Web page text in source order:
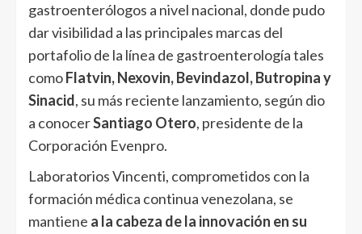
gastroenterólogos a nivel nacional, donde pudo
dar visibilidad a las principales marcas del
portafolio de la línea de gastroenterología tales
comoFlatvin, Nexovin, Bevindazol, Butropina y
Sinacid, su más reciente lanzamiento, según dio
a conocerSantiago Otero, presidente de la
Corporación Evenpro.
Laboratorios Vincenti, comprometidos con la
formación médica continua venezolana, se
mantiene a la cabeza de la innovación en su